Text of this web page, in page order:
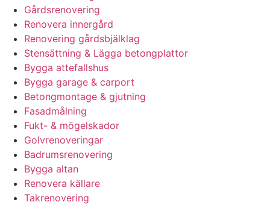
Gårdsrenovering
Renovera innergård
Renovering gårdsbjälklag
Stensättning & Lägga betongplattor
Bygga attefallshus
Bygga garage & carport
Betongmontage & gjutning
Fasadmålning
Fukt- & mögelskador
Golvrenoveringar
Badrumsrenovering
Bygga altan
Renovera källare
Takrenovering